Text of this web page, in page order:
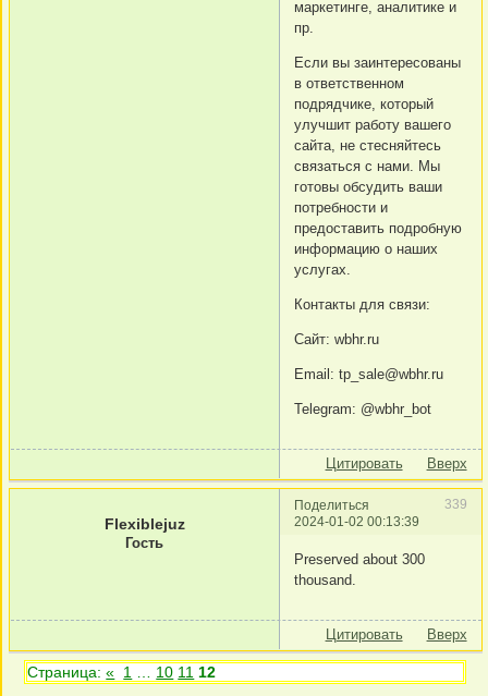
маркетинге, аналитике и
пр.
Если вы заинтересованы
в ответственном
подрядчике, который
улучшит работу вашего
сайта, не стесняйтесь
связаться с нами. Мы
готовы обсудить ваши
потребности и
предоставить подробную
информацию о наших
услугах.
Контакты для связи:
Cайт: wbhr.ru
Email: tp_sale@wbhr.ru
Telegram: @wbhr_bot
Цитировать Вверх
Поделиться
339
2024-01-02 00:13:39
Flexiblejuz
Гость
Preserved about 300
thousand.
Цитировать Вверх
Страница:« 1 10 11 12